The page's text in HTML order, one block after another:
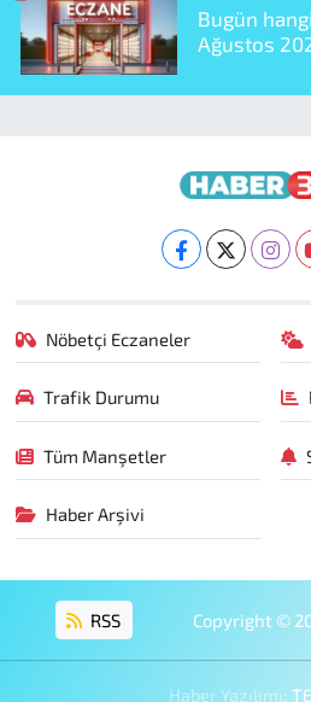
Bugün
Ağustos
Nöbetçi Eczaneler
Trafik Durumu
Tüm Manşetler
Haber Arşivi
RSS Copyright ©
Haber Yazılımı: